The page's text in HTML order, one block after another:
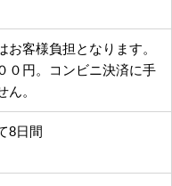
お客様負担となります。
０円。コンビニ決済に手
ん。
8日間